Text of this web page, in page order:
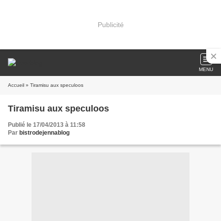
Publicité
MENU
Accueil » Tiramisu aux speculoos
Tiramisu aux speculoos
Publié le 17/04/2013 à 11:58
Par bistrodejennablog